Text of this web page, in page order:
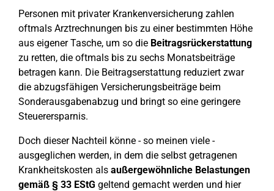
Personen mit privater Krankenversicherung zahlen
oftmals Arztrechnungen bis zu einer bestimmten Höhe
aus eigener Tasche, um so die Beitragsrückerstattung
zu retten, die oftmals bis zu sechs Monatsbeiträge
betragen kann. Die Beitragserstattung reduziert zwar
die abzugsfähigen Versicherungsbeiträge beim
Sonderausgabenabzug und bringt so eine geringere
Steuerersparnis.
Doch dieser Nachteil könne - so meinen viele -
ausgeglichen werden, in dem die selbst getragenen
Krankheitskosten als außergewöhnliche Belastungen
gemäß § 33 EStG geltend gemacht werden und hier